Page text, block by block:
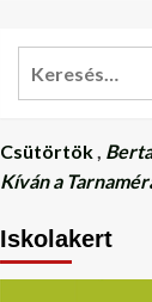
Csütörtök,
Kíván a
Iskolakert